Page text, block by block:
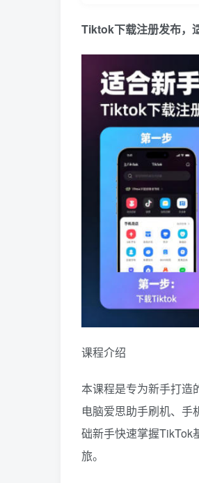
Tiktok下载注册发布，
课程介绍
本课程是专为新手打造
电脑爱思助手刷机、
础新手快速掌握TikTok
旅。